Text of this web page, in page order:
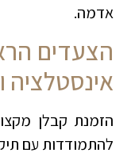
אדמה.
הצעדים
אינסטלציה
הזמנת קבלן
להתמודדות עם